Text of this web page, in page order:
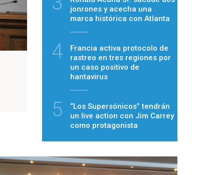
jonrones y acecha una
marca histórica con Atlanta
4
Francia activa protocolo de
rastreo en tres regiones por
un caso positivo de
hantavirus
5
“Los Supersónicos” tendrán
un live action con Jim Carrey
como protagonista